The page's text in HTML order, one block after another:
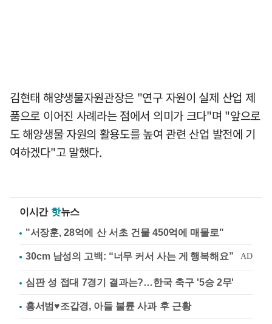
김현태 해양생물자원관장은 "연구 자원이 실제 산업 제
품으로 이어진 사례라는 점에서 의미가 크다"며 "앞으로
도 해양생물 자원의 활용도를 높여 관련 산업 발전에 기
여하겠다"고 말했다.
이시간 핫뉴스
"서장훈, 28억에 산 서초 건물 450억에 매물로"
심판 성 접대 7경기 결과는?…한국 축구 '5승 2무'
홍서범♥조갑경, 아들 불륜 사과 후 근황